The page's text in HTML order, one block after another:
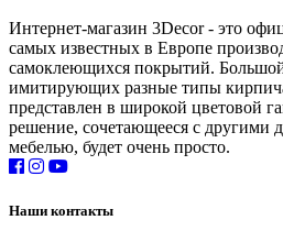
Интернет-магазин 3Decor - это
самых известных в Европе
самоклеющихся покрытий.
имитирующих разные типы
представлен в широкой цветовой
решение, сочетающееся с другими
мебелью, будет очень просто.
Наши контакты